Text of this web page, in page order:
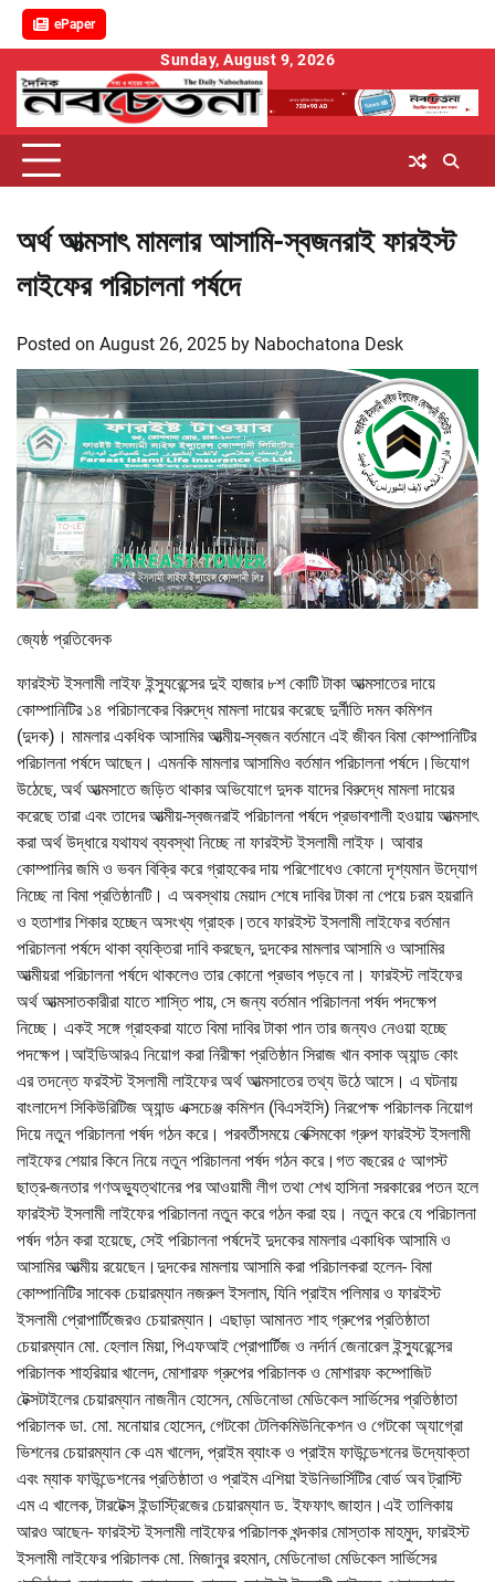
ePaper
content
Sunday, August 9, 2026
অর্থ আত্মসাৎ মামলার আসামি-স্বজনরাই ফারইস্ট
লাইফের পরিচালনা পর্ষদে
Posted on August 26, 2025 by Nabochatona Desk
জ্যেষ্ঠ প্রতিবেদক
ফারইস্ট ইসলামী লাইফ ইন্স্যুরেন্সের দুই হাজার ৮শ কোটি টাকা আত্মসাতের দায়ে
কোম্পানিটির ১৪ পরিচালকের বিরুদ্ধে মামলা দায়ের করেছে দুর্নীতি দমন কমিশন
(দুদক)। মামলার একধিক আসামির আত্মীয়-স্বজন বর্তমানে এই জীবন বিমা কোম্পানিটির
পরিচালনা পর্ষদে আছেন। এমনকি মামলার আসামিও বর্তমান পরিচালনা পর্ষদে।ভিযোগ
উঠেছে, অর্থ আত্মসাতে জড়িত থাকার অভিযোগে দুদক যাদের বিরুদ্ধে মামলা দায়ের
করেছে তারা এবং তাদের আত্মীয়-স্বজনরাই পরিচালনা পর্ষদে প্রভাবশালী হওয়ায় আত্মসাৎ
করা অর্থ উদ্ধারে যথাযথ ব্যবস্থা নিচ্ছে না ফারইস্ট ইসলামী লাইফ। আবার
কোম্পানির জমি ও ভবন বিক্রি করে গ্রাহকের দায় পরিশোধেও কোনো দৃশ্যমান উদ্যোগ
নিচ্ছে না বিমা প্রতিষ্ঠানটি। এ অবস্থায় মেয়াদ শেষে দাবির টাকা না পেয়ে চরম হয়রানি
ও হতাশার শিকার হচ্ছেন অসংখ্য গ্রাহক।তবে ফারইস্ট ইসলামী লাইফের বর্তমান
পরিচালনা পর্ষদে থাকা ব্যক্তিরা দাবি করছেন, দুদকের মামলার আসামি ও আসামির
আত্মীয়রা পরিচালনা পর্ষদে থাকলেও তার কোনো প্রভাব পড়বে না। ফারইস্ট লাইফের
অর্থ আত্মসাতকারীরা যাতে শাস্তি পায়, সে জন্য বর্তমান পরিচালনা পর্ষদ পদক্ষেপ
নিচ্ছে। একই সঙ্গে গ্রাহকরা যাতে বিমা দাবির টাকা পান তার জন্যও নেওয়া হচ্ছে
পদক্ষেপ।আইডিআরএ নিয়োগ করা নিরীক্ষা প্রতিষ্ঠান সিরাজ খান বসাক অ্যান্ড কোং
এর তদন্তে ফরইস্ট ইসলামী লাইফের অর্থ আত্মসাতের তথ্য উঠে আসে। এ ঘটনায়
বাংলাদেশ সিকিউরিটিজ অ্যান্ড এক্সচেঞ্জ কমিশন (বিএসইসি) নিরপেক্ষ পরিচালক নিয়োগ
দিয়ে নতুন পরিচালনা পর্ষদ গঠন করে। পরবর্তীসময়ে বেক্সিমকো গ্রুপ ফারইস্ট ইসলামী
লাইফের শেয়ার কিনে নিয়ে নতুন পরিচালনা পর্ষদ গঠন করে।গত বছরের ৫ আগস্ট
ছাত্র-জনতার গণঅভ্যুত্থানের পর আওয়ামী লীগ তথা শেখ হাসিনা সরকারের পতন হলে
ফারইস্ট ইসলামী লাইফের পরিচালনা নতুন করে গঠন করা হয়। নতুন করে যে পরিচালনা
পর্ষদ গঠন করা হয়েছে, সেই পরিচালনা পর্ষদেই দুদকের মামলার একাধিক আসামি ও
আসামির আত্মীয় রয়েছেন।দুদকের মামলায় আসামি করা পরিচালকরা হলেন- বিমা
কোম্পানিটির সাবেক চেয়ারম্যান নজরুল ইসলাম, যিনি প্রাইম পলিমার ও ফারইস্ট
ইসলামী প্রোপার্টিজেরও চেয়ারম্যান। এছাড়া আমানত শাহ গ্রুপের প্রতিষ্ঠাতা
চেয়ারম্যান মো. হেলাল মিয়া, পিএফআই প্রোপার্টিজ ও নর্দার্ন জেনারেল ইন্স্যুরেন্সের
পরিচালক শাহরিয়ার খালেদ, মোশারফ গ্রুপের পরিচালক ও মোশারফ কম্পোজিট
টেক্সটাইলের চেয়ারম্যান নাজনীন হোসেন, মেডিনোভা মেডিকেল সার্ভিসের প্রতিষ্ঠাতা
পরিচালক ডা. মো. মনোয়ার হোসেন, গেটকো টেলিকমিউনিকেশন ও গেটকো অ্যাগ্রো
ভিশনের চেয়ারম্যান কে এম খালেদ, প্রাইম ব্যাংক ও প্রাইম ফাউন্ডেশনের উদ্যোক্তা
এবং ম্যাক ফাউন্ডেশনের প্রতিষ্ঠাতা ও প্রাইম এশিয়া ইউনিভার্সিটির বোর্ড অব ট্রাস্টি
এম এ খালেক, টারটেক্স ইন্ডাস্ট্রিজের চেয়ারম্যান ড. ইফফাৎ জাহান।এই তালিকায়
আরও আছেন- ফারইস্ট ইসলামী লাইফের পরিচালক খন্দকার মোস্তাক মাহমুদ, ফারইস্ট
ইসলামী লাইফের পরিচালক মো. মিজানুর রহমান, মেডিনোভা মেডিকেল সার্ভিসের